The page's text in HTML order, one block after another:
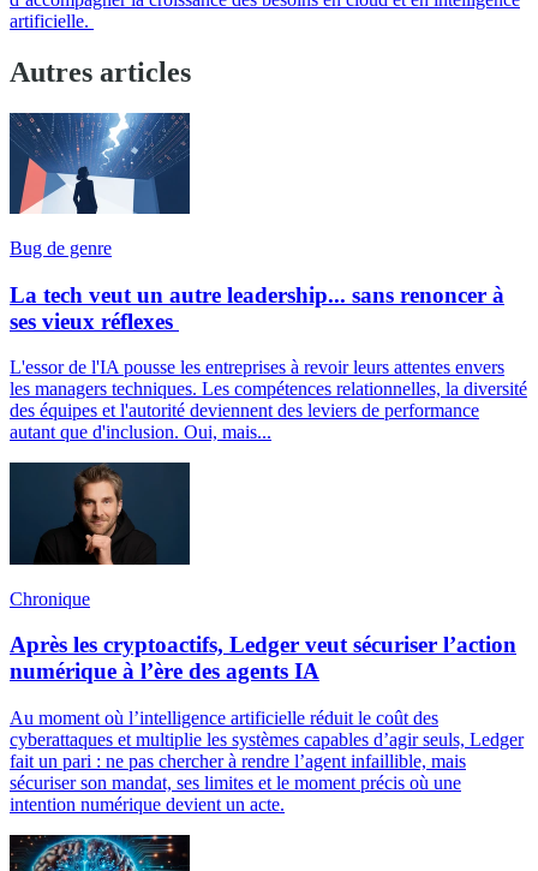
artificielle.
Autres articles
Bug de genre
La tech veut un autre leadership... sans renoncer à
ses vieux réflexes
L'essor de l'IA pousse les entreprises à revoir leurs attentes envers
les managers techniques. Les compétences relationnelles, la diversité
des équipes et l'autorité deviennent des leviers de performance
autant que d'inclusion. Oui, mais...
Chronique
Après les cryptoactifs, Ledger veut sécuriser l’action
numérique à l’ère des agents IA
Au moment où l’intelligence artificielle réduit le coût des
cyberattaques et multiplie les systèmes capables d’agir seuls, Ledger
fait un pari : ne pas chercher à rendre l’agent infaillible, mais
sécuriser son mandat, ses limites et le moment précis où une
intention numérique devient un acte.